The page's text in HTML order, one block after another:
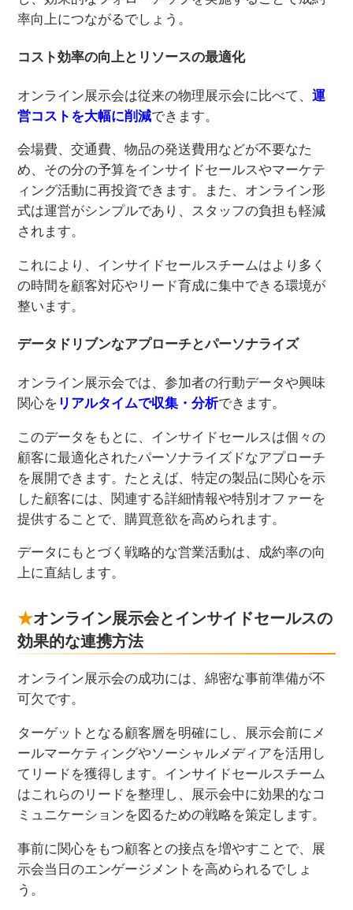
率向上につながるでしょう。
コスト効率の向上とリソースの最適化
オンライン展示会は従来の物理展示会に比べて、 運
営コストを大幅に削減できます。
会場費、交通費、物品の発送費用などが不要なた
め、その分の予算をインサイドセールスやマーケテ
ィング活動に再投資できます。また、オンライン形
式は運営がシンプルであり、スタッフの負担も軽減
されます。
これにより、インサイドセールスチームはより多く
の時間を顧客対応やリード育成に集中できる環境が
整います。
データドリブンなアプローチとパーソナライズ
オンライン展示会では、参加者の行動データや興味
関心を リアルタイムで収集・分析できます。
このデータをもとに、インサイドセールスは個々の
顧客に最適化されたパーソナライズドなアプローチ
を展開できます。たとえば、特定の製品に関心を示
した顧客には、関連する詳細情報や特別オファーを
提供することで、購買意欲を高められます。
データにもとづく戦略的な営業活動は、成約率の向
上に直結します。
オンライン展示会とインサイドセールスの
効果的な連携方法
オンライン展示会の成功には、綿密な事前準備が不
可欠です。
ターゲットとなる顧客層を明確にし、展示会前にメ
ールマーケティングやソーシャルメディアを活用し
てリードを獲得します。インサイドセールスチーム
はこれらのリードを整理し、展示会中に効果的なコ
ミュニケーションを図るための戦略を策定します。
事前に関心をもつ顧客との接点を増やすことで、展
示会当日のエンゲージメントを高められるでしょ
う。